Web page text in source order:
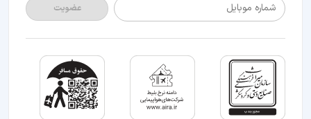
شماره موبایل عضویت